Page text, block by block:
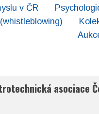
v ČR
asociace